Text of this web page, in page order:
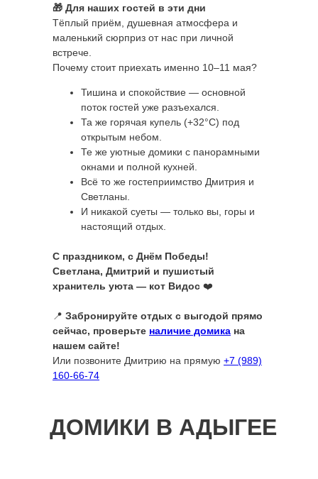
🎁 Для наших гостей в эти дни
Тёплый приём, душевная атмосфера и
маленький сюрприз от нас при личной
встрече.
Почему стоит приехать именно 10–11 мая?
Тишина и спокойствие — основной
поток гостей уже разъехался.
Та же горячая купель (+32°C) под
открытым небом.
Те же уютные домики с панорамными
окнами и полной кухней.
Всё то же гостеприимство Дмитрия и
Светланы.
И никакой суеты — только вы, горы и
настоящий отдых.
С праздником, с Днём Победы!
Светлана, Дмитрий и пушистый
хранитель уюта — кот Видос ❤️
📍 Забронируйте отдых с выгодой прямо
сейчас, проверьте наличие домика на
нашем сайте!
Или позвоните Дмитрию на прямую +7 (989)
160-66-74
ДОМИКИ В АДЫГЕЕ